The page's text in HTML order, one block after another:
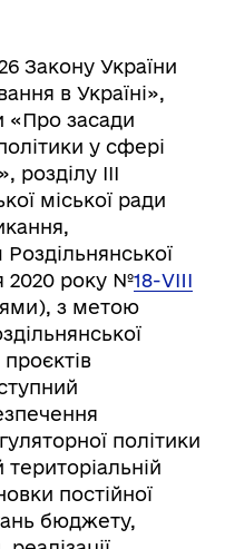
Закону України
в Україні»,
«Про засади
у сфері
розділу ІІІ
міської ради
2020 року №18-VIII
з метою
політики
територіальній
постійної
бюджету,